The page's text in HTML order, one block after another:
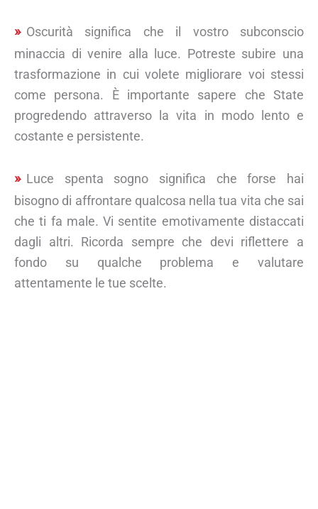
Oscurità significa che il vostro subconscio
minaccia di venire alla luce. Potreste subire una
trasformazione in cui volete migliorare voi stessi
come persona. È importante sapere che State
progredendo attraverso la vita in modo lento e
costante e persistente.
Luce spenta sogno significa che forse hai
bisogno di affrontare qualcosa nella tua vita che sai
che ti fa male. Vi sentite emotivamente distaccati
dagli altri. Ricorda sempre che devi riflettere a
fondo su qualche problema e valutare
attentamente le tue scelte.